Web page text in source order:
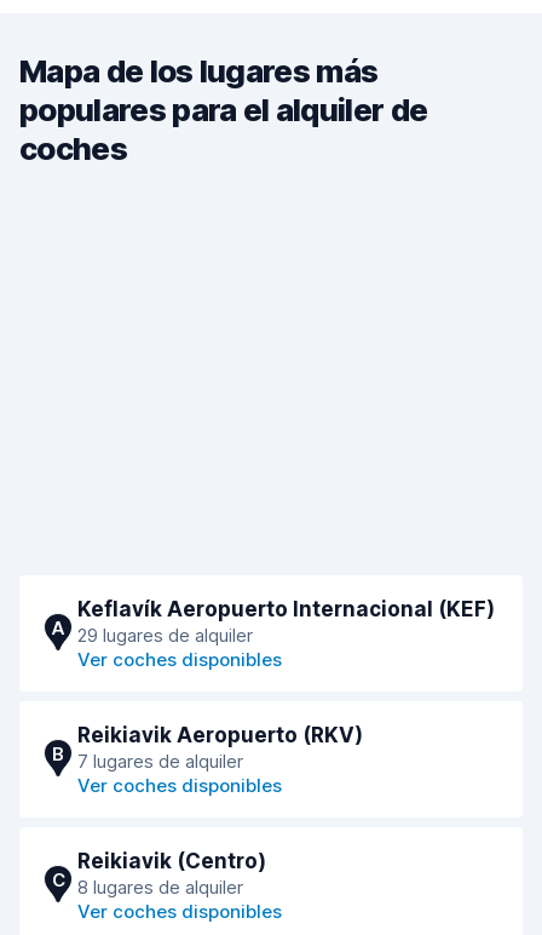
Mapa de los lugares más
populares para el alquiler de
coches
A
Keflavík Aeropuerto Internacional (KEF)
29 lugares de alquiler
Ver coches disponibles
B
Reikiavik Aeropuerto (RKV)
7 lugares de alquiler
Ver coches disponibles
C
Reikiavik (Centro)
8 lugares de alquiler
Ver coches disponibles